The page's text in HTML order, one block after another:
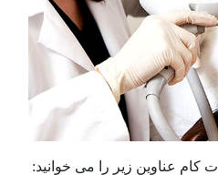
کام عناوین زیر را می خوانید: